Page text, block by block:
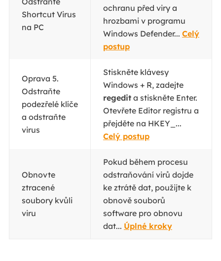
Shortcut Virus
na PC
ochranu před viry a
hrozbami v programu
Windows Defender... Celý
postup
Oprava 5.
Odstraňte
podezřelé klíče
a odstraňte
virus
Stiskněte klávesy
Windows + R, zadejte
regedita stiskněte Enter.
Otevřete Editor registru a
přejděte na HKEY_...
Celý postup
Obnovte
ztracené
soubory kvůli
viru
Pokud během procesu
odstraňování virů dojde
ke ztrátě dat, použijte k
obnově souborů
software pro obnovu
dat... Úplné kroky